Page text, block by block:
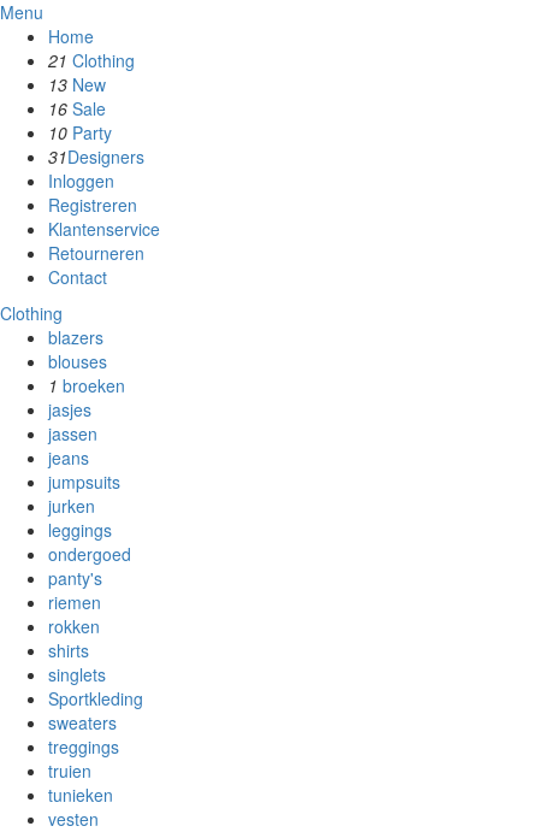
Menu
Home
21 Clothing
13 New
16 Sale
10 Party
31Designers
Inloggen
Registreren
Klantenservice
Retourneren
Contact
Clothing
blazers
blouses
1 broeken
jasjes
jassen
jeans
jumpsuits
jurken
leggings
ondergoed
panty's
riemen
rokken
shirts
singlets
Sportkleding
sweaters
treggings
truien
tunieken
vesten